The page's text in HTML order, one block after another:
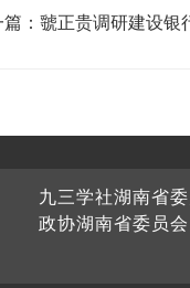
篇：虢正贵调研建设银
九三学社湖南省
政协湖南省委员会